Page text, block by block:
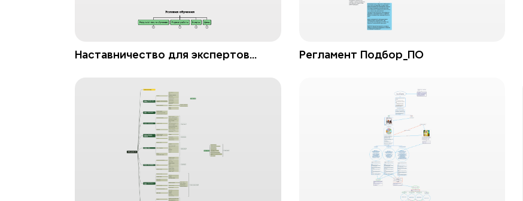
Наставничество для экспертов
Регламент Подбор_ПО